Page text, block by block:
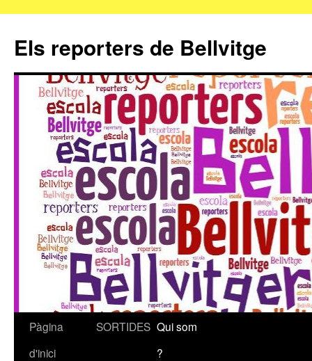
Els reporters de Bellvitge
Vés
Pàgina
d'inici
SORTIDES Qui som
?